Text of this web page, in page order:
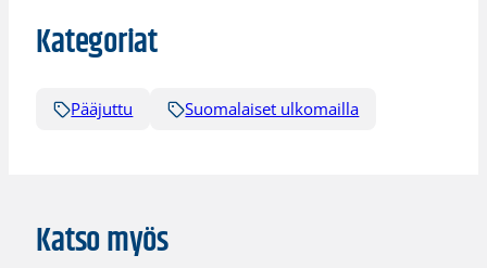
Kategoriat
Pääjuttu Suomalaiset ulkomailla
Katso myös